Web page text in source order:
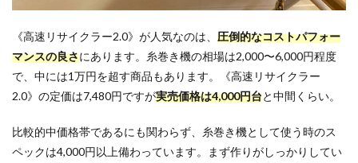
《高速リサイクラー2.0》が人気なのは、 圧倒的なコストパフォー
マンスの良さにあります。糸巻き機の相場は2,000〜6,000円程度
で、中には1万円を超す商品もあります。《高速リサイクラー
2.0》の定価は7,480円ですが実売価格は4,000円台と中間くらい。
比較的中価格帯であるにも関わらず、糸巻き機として使う時のス
ペックは4,000円以上備わっています。まず作りがしっかりしてい